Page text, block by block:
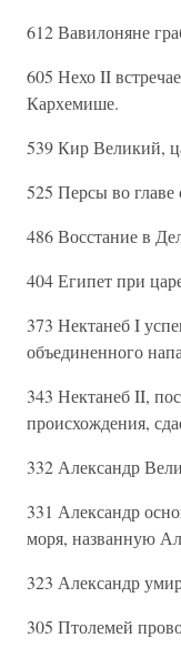
612 Вавилоняне
605 Нехо II
Кархемише.
539 Кир Великий,
525 Персы во
486 Восстание в
404 Египет при
373 Нектанеб I
объединенного
343 Нектанеб II,
происхождения,
332 Александр
331 Александр
моря, названную
323 Александр
305 Птолемей